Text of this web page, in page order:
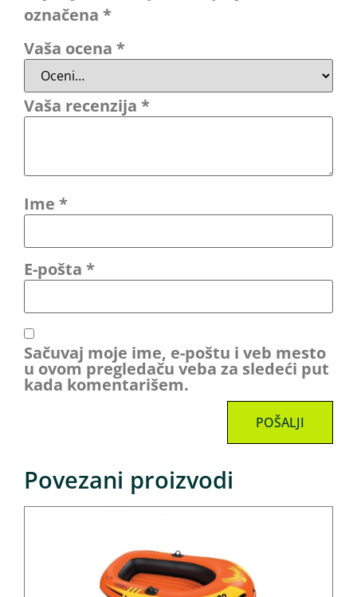
označena *
Vaša ocena *
Vaša recenzija *
Ime *
E-pošta *
Sačuvaj moje ime, e-poštu i veb mesto
u ovom pregledaču veba za sledeći put
kada komentarišem.
Povezani proizvodi